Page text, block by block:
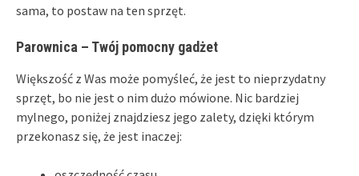
sama, to postaw na ten sprzęt.
Parownica – Twój pomocny gadżet
Większość z Was może pomyśleć, że jest to nieprzydatny
sprzęt, bo nie jest o nim dużo mówione. Nic bardziej
mylnego, poniżej znajdziesz jego zalety, dzięki którym
przekonasz się, że jest inaczej: